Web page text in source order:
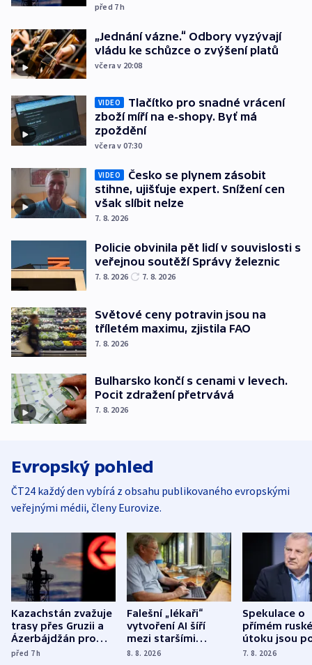
před 7h
„Jednání vázne.“ Odbory vyzývají
vládu ke schůzce o zvýšení platů
včera v 20:08
VIDEO
Tlačítko pro snadné vrácení
zboží míří na e-shopy. Byť má
zpoždění
včera v 07:30
VIDEO
Česko se plynem zásobit
stihne, ujišťuje expert. Snížení cen
však slíbit nelze
7. 8. 2026
Policie obvinila pět lidí v souvislosti s
veřejnou soutěží Správy železnic
7. 8. 2026 7. 8. 2026
Světové ceny potravin jsou na
tříletém maximu, zjistila FAO
7. 8. 2026
Bulharsko končí s cenami v levech.
Pocit zdražení přetrvává
7. 8. 2026
Evropský pohled
ČT24 každý den vybírá z obsahu publikovaného evropskými
veřejnými médii, členy Eurovize.
Kazachstán zvažuje
trasy přes Gruzii a
Ázerbájdžán pro
vývoz ropy do
před 7h
Falešní „lékaři“
vytvoření AI šíří
mezi staršími
Poláky nebezpečné
8. 8. 2026
Spekulace o
přímém
útoku jsou
míní
7. 8. 2026